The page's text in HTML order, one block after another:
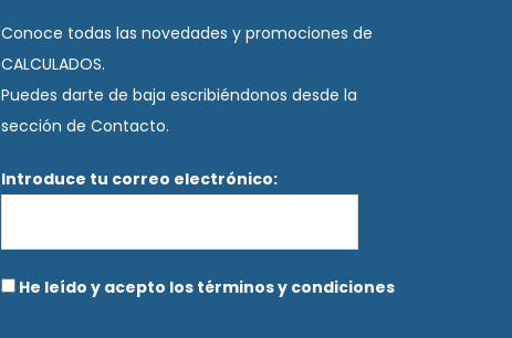
Conoce todas las novedades y promociones de
CALCULADOS.
Puedes darte de baja escribiéndonos desde la
sección de Contacto.
Introduce tu correo electrónico:
He leído y acepto los términos y condiciones